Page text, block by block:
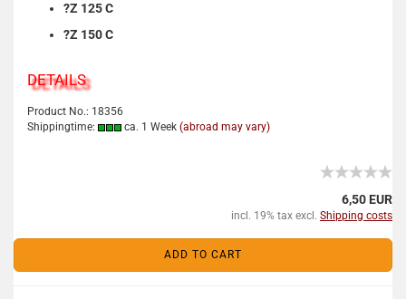
?Z 125 C
?Z 150 C
DETAILS
Product No.: 18356
Shippingtime:
ca. 1 Week (abroad may vary)
6,50 EUR
incl. 19% tax excl. Shipping costs
ADD TO CART